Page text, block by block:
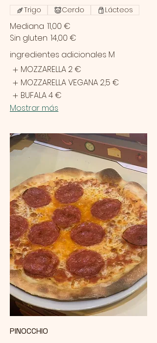
Mediana 11,00 €
Sin gluten 14,00 €
Trigo Cerdo Lácteos
ingredientes adicionales M
MOZZARELLA2 €
MOZZARELLA VEGANA2,5 €
BUFALA4 €
Mostrar más
PINOCCHIO